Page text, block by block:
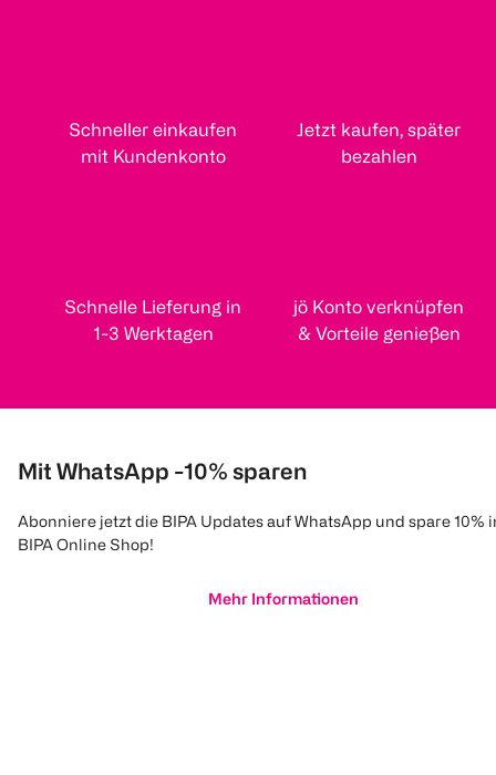
Schneller einkaufen
mit Kundenkonto
Jetzt kaufen, später
bezahlen
Schnelle Lieferung in
1-3 Werktagen
jö Konto verknüpfen
& Vorteile genießen
Mit WhatsApp -10% sparen
Abonniere jetzt die BIPA Updates auf WhatsApp und spare 10%
BIPA Online Shop!
Mehr Informationen